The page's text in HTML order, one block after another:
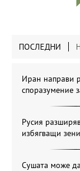
ПОСЛЕДНИ
Иран направи
споразумение
Русия
избягващи
Сушата може